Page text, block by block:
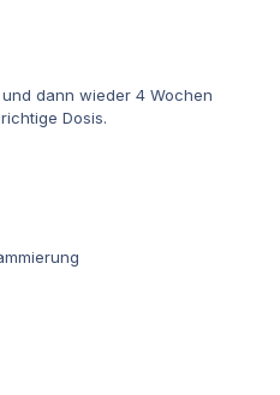
dann wieder 4 Wochen
Dosis.